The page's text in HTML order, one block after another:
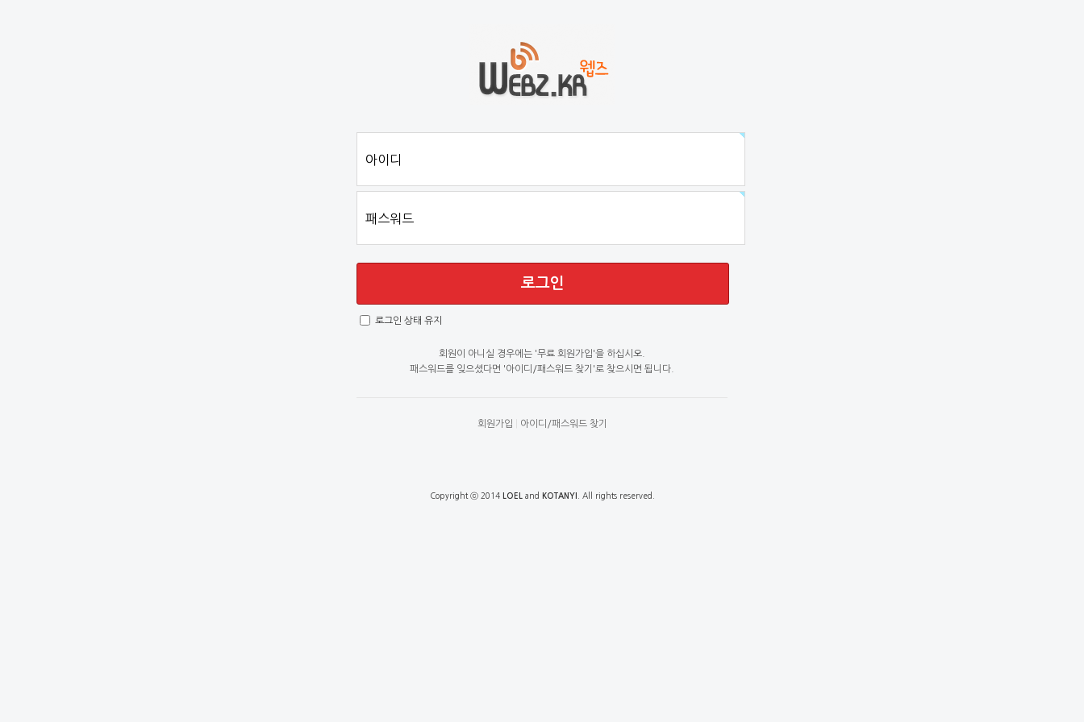
로그인
로그인 상태 유지
회원이 아니실 경우에는 '무료 회원가입'을 하십시오.
패스워드를 잊으셨다면 '아이디/패스워드 찾기'로 찾으시면 됩니다.
회원가입 아이디/패스워드 찾기
Copyright ⓒ 2014 LOEL and KOTANYI . All rights reserved.